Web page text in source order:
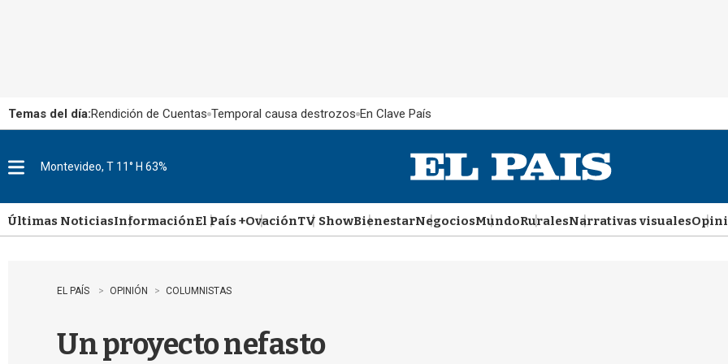
Temas del día:Rendición de Cuentas Temporal causa destrozos En Clave País
u
Montevideo, T 11° H 63%
Últimas NoticiasInformaciónEl País +OvaciónTV ShowBienestarNegociosMundoRuralesNarrativas visuales
EL PAÍS OPINIÓN COLUMNISTAS
Un proyecto nefasto